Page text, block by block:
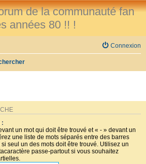
de la communauté fan
années 80 !! !
Connexion
:
un mot qui doit être trouvé et « - » devant un
une liste de mots séparés entre des barres
seul un des mots doit être trouvé. Utilisez un
passe-partout si vous souhaitez